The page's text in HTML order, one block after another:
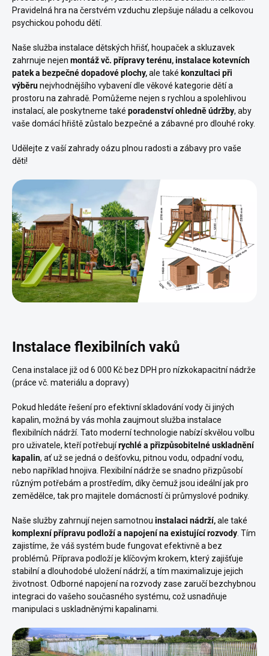
Pravidelná hra na čerstvém vzduchu zlepšuje náladu a celkovou
psychickou pohodu dětí.
Naše služba instalace dětských hřišť, houpaček a skluzavek
zahrnuje nejen montáž vč. přípravy terénu, instalace kotevních
patek a bezpečné dopadové plochy,ale také konzultaci při
výběrunejvhodnějšího vybavení dle věkové kategorie dětí a
prostoru na zahradě. Pomůžeme nejen s rychlou a spolehlivou
instalací, ale poskytneme také poradenství ohledně údržby, aby
vaše domácí hřiště zůstalo bezpečné a zábavné pro dlouhé roky.
Udělejte z vaší zahrady oázu plnou radosti a zábavy pro vaše
děti!
Instalace flexibilních vaků
Cena instalace již od 6 000 Kč bez DPH pro nízkokapacitní nádrže
(práce vč. materiálu a dopravy)
Pokud hledáte řešení pro efektivní skladování vody či jiných
kapalin, možná by vás mohla zaujmout služba instalace
flexibilních nádrží. Tato moderní technologie nabízí skvělou volbu
pro uživatele, kteří potřebujírychlé a přizpůsobitelné uskladnění
kapalin, ať už se jedná o dešťovku, pitnou vodu, odpadní vodu,
nebo například hnojiva. Flexibilní nádrže se snadno přizpůsobí
různým potřebám a prostředím, díky čemuž jsou ideální jak pro
zemědělce, tak pro majitele domácností či průmyslové podniky.
Naše služby zahrnují nejen samotnou instalaci nádrží,ale také
komplexní přípravu podloží a napojení na existující rozvody . Tím
zajistíme, že váš systém bude fungovat efektivně a bez
problémů. Příprava podloží je klíčovým krokem, který zajišťuje
stabilní a dlouhodobé uložení nádrží, a tím maximalizuje jejich
životnost. Odborné napojení na rozvody zase zaručí bezchybnou
integraci do vašeho současného systému, což usnadňuje
manipulaci s uskladněnými kapalinami.